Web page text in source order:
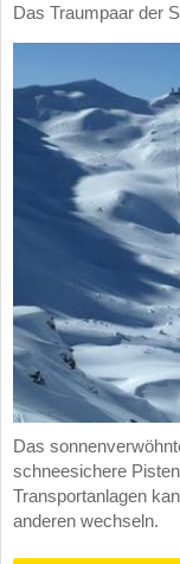
Das Traumpaar der
Das
schneesichere
Transportanlagen
anderen wechseln.